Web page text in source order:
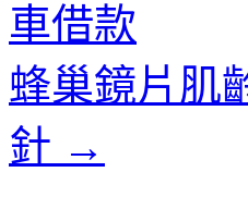
車借款
蜂巢鏡片肌
針 →